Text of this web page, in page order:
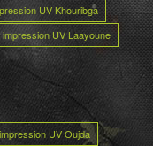
UV Khouribga
UV Laayoune
UV Oujda